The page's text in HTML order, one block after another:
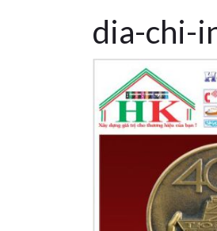
dia-chi-